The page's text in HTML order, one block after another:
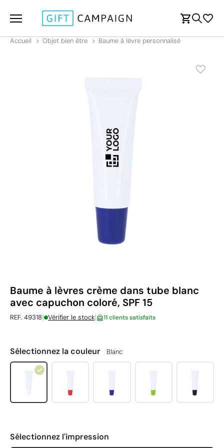
Accueil Objet bien être Baume à lèvre personnalisé
Baume à lèvres crème dans tube blanc
avec capuchon coloré, SPF 15
REF. 49318| Vérifier le stock| 11 clients satisfaits
Sélectionnez la couleur Blanc
Sélectionnez l'impression